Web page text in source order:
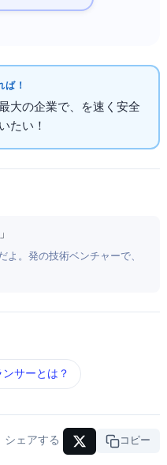
！
最大の企業で、Webを速く安全
いOK！
MIT発の技術ベンチャーで、CDN
サー とは？
シェアする URLコピー